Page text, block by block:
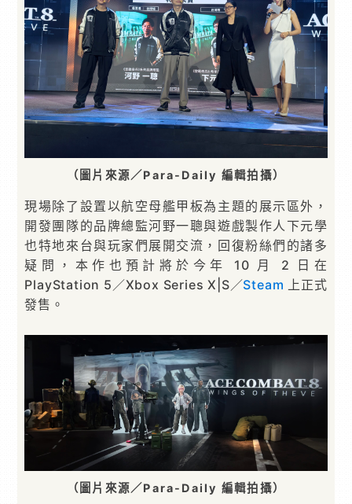
（圖片來源／Para-Daily 編輯拍攝）
現場除了設置以航空母艦甲板為主題的展示區外，
開發團隊的品牌總監河野一聰與遊戲製作人下元學
也特地來台與玩家們展開交流，回復粉絲們的諸多
疑問，本作也預計將於今年 10 月 2 日在
PlayStation 5／Xbox Series X|S／Steam 上正式
發售。
（圖片來源／Para-Daily 編輯拍攝）